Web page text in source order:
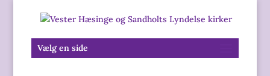
Vælg en side